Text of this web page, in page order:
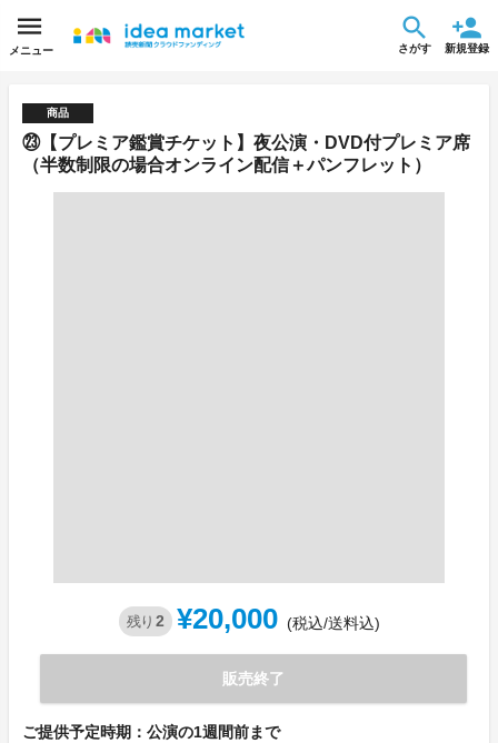
メニュー さがす 新規登録
商品
㉓【プレミア鑑賞チケット】夜公演・DVD付プレミア席
（半数制限の場合オンライン配信＋パンフレット）
残り 2 ¥20,000 (税込/送料込)
販売終了
ご提供予定時期：公演の1週間前まで